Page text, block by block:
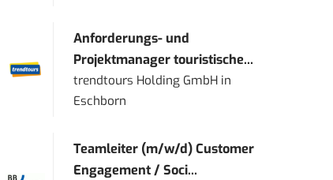
Anforderungs- und
Projektmanager touristische...
trendtours Holding GmbH in
Eschborn
Teamleiter (m/w/d) Customer
Engagement / Soci...